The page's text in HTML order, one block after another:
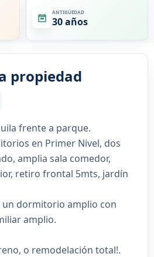
ANTIGÜEDAD
30 años
propiedad
frente a parque.
en Primer Nivel, dos
amplia sala comedor,
retiro frontal 5mts, jardín
un dormitorio amplio con
amplio.
o remodelación total!.